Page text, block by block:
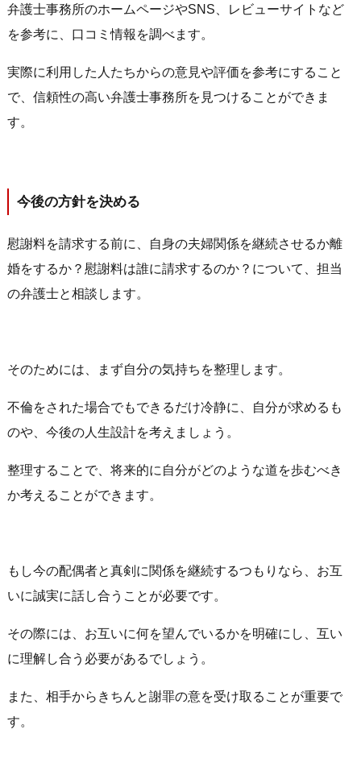
弁護士事務所のホームページやSNS、レビューサイトなど
を参考に、口コミ情報を調べます。
実際に利用した人たちからの意見や評価を参考にすること
で、信頼性の高い弁護士事務所を見つけることができま
す。
今後の方針を決める
慰謝料を請求する前に、自身の夫婦関係を継続させるか離
婚をするか？慰謝料は誰に請求するのか？について、担当
の弁護士と相談します。
そのためには、まず自分の気持ちを整理します。
不倫をされた場合でもできるだけ冷静に、自分が求めるも
のや、今後の人生設計を考えましょう。
整理することで、将来的に自分がどのような道を歩むべき
か考えることができます。
もし今の配偶者と真剣に関係を継続するつもりなら、お互
いに誠実に話し合うことが必要です。
その際には、お互いに何を望んでいるかを明確にし、互い
に理解し合う必要があるでしょう。
また、相手からきちんと謝罪の意を受け取ることが重要で
す。